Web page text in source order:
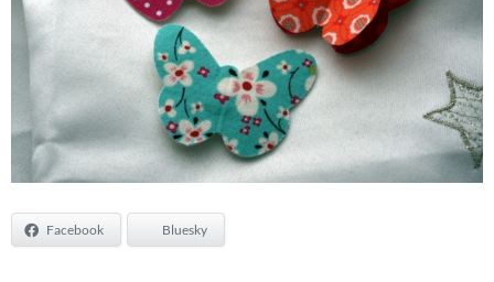
Facebook Bluesky